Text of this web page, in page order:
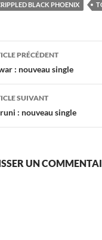
BLACK PHOENIX
PRÉCÉDENT
: nouveau single
SUIVANT
: nouveau single
UN